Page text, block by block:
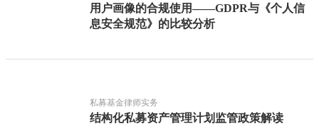
用户画像的合规使用——GDPR与《个人信
息安全规范》的比较分析
私募基金律师实务
结构化私募资产管理计划监管政策解读